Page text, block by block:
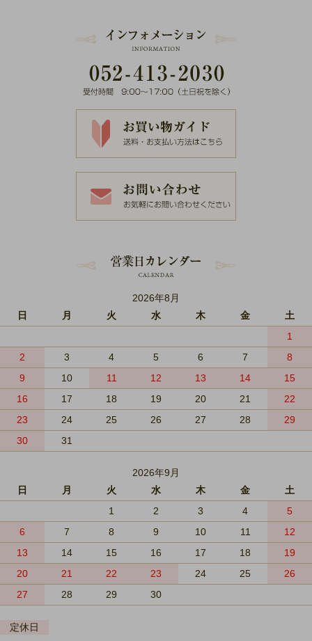
2026年8月
日
月 火 水 木 金
土
1
2
3 4 5 6 7
8
9
10 11 12 13 14
15
16
17 18 19 20 21
22
23
24 25 26 27 28
29
30
31
2026年9月
日
月 火 水 木 金
土
1
2 3 4
5
6
7 8 9 10 11
12
13
14 15 16 17 18
19
20
21 22 23 24 25
26
27
28 29 30
定休日